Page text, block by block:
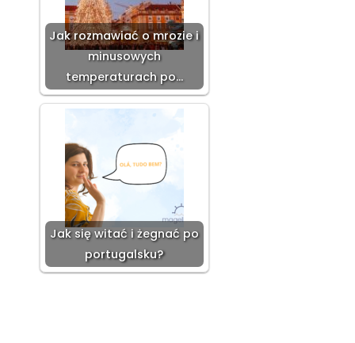
Jak rozmawiać o mrozie i
minusowych
temperaturach po…
Jak się witać i żegnać po
portugalsku?